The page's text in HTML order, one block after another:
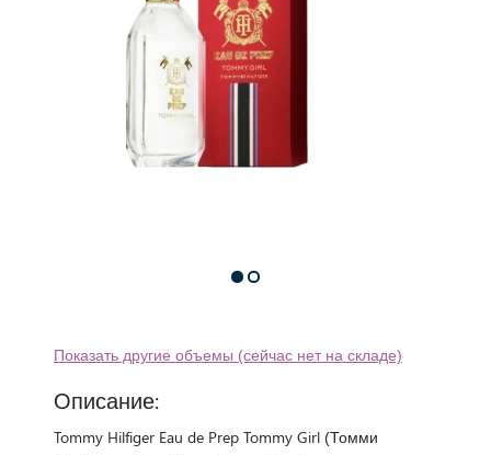
Показать другие объемы (сейчас нет на складе)
Описание:
Tommy Hilfiger Eau de Prep Tommy Girl (Томми